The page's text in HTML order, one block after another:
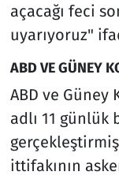
açacağı feci
uyarıyoruz"
ABD VE GÜNEY
ABD ve Güney
adlı 11
ittifakının